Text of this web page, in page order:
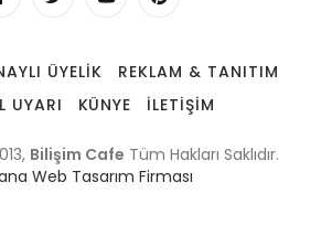
ÜYELIK
REKLAM & TANITIM
UYARI
KÜNYE İLETIŞIM
Bilişim Cafe Tüm Hakları Saklıdır.
Web Tasarım Firması